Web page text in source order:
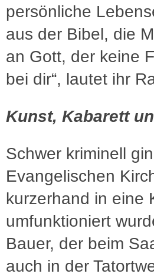
persönliche
aus der Bibel, die
an Gott, der keine
bei dir“, lautet ihr
Kunst, Kabarett
Schwer kriminell
Evangelischen
kurzerhand in eine
umfunktioniert
Bauer, der beim
auch in der